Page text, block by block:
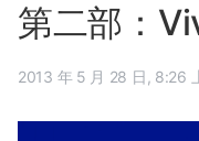
第二部：
2013 年 5 月 28